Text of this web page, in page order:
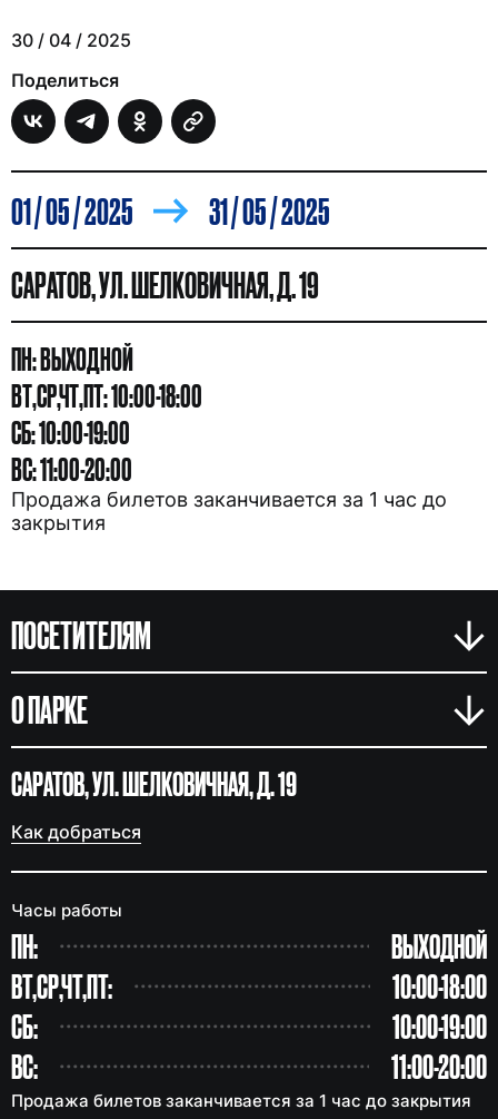
30 / 04 / 2025
Поделиться
01 / 05 / 2025
31 / 05 / 2025
САРАТОВ, УЛ. ШЕЛКОВИЧНАЯ, Д. 19
ПН: ВЫХОДНОЙ
ВТ,СР,ЧТ,ПТ: 10:00-18:00
СБ: 10:00-19:00
ВС: 11:00-20:00
Продажа билетов заканчивается за 1 час до
закрытия
ПОСЕТИТЕЛЯМ
О ПАРКЕ
САРАТОВ, УЛ. ШЕЛКОВИЧНАЯ, Д. 19
Как добраться
Часы работы
ПН:
ВЫХОДНОЙ
ВТ,СР,ЧТ,ПТ:
10:00-18:00
СБ:
10:00-19:00
ВС:
11:00-20:00
Продажа билетов заканчивается за 1 час до закрытия
Я ИЩУ: